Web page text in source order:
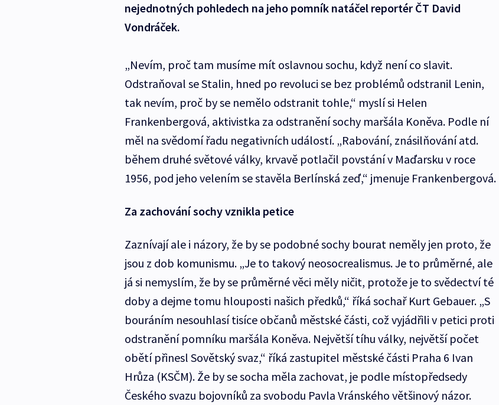
nejednotných pohledech na jeho pomník natáčel reportér ČT David
Vondráček.
„Nevím, proč tam musíme mít oslavnou sochu, když není co slavit.
Odstraňoval se Stalin, hned po revoluci se bez problémů odstranil Lenin,
tak nevím, proč by se nemělo odstranit tohle,“ myslí si Helen
Frankenbergová, aktivistka za odstranění sochy maršála Koněva. Podle ní
měl na svědomí řadu negativních událostí. „Rabování, znásilňování atd.
během druhé světové války, krvavě potlačil povstání v Maďarsku v roce
1956, pod jeho velením se stavěla Berlínská zeď,“ jmenuje Frankenbergová.
Za zachování sochy vznikla petice
Zaznívají ale i názory, že by se podobné sochy bourat neměly jen proto, že
jsou z dob komunismu. „Je to takový neosocrealismus. Je to průměrné, ale
já si nemyslím, že by se průměrné věci měly ničit, protože je to svědectví té
doby a dejme tomu hlouposti našich předků,“ říká sochař Kurt Gebauer. „S
bouráním nesouhlasí tisíce občanů městské části, což vyjádřili v petici proti
odstranění pomníku maršála Koněva. Největší tíhu války, největší počet
obětí přinesl Sovětský svaz,“ říká zastupitel městské části Praha 6 Ivan
Hrůza (KSČM). Že by se socha měla zachovat, je podle místopředsedy
Českého svazu bojovníků za svobodu Pavla Vránského většinový názor.